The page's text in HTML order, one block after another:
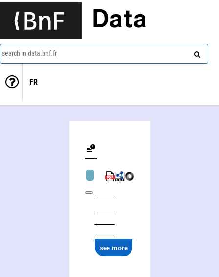
Data
search in data.bnf.fr
FR
see more